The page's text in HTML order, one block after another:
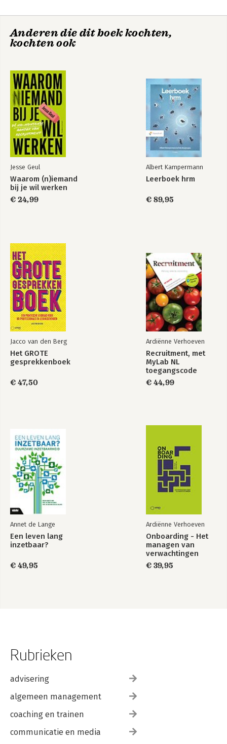
The Economist:
Business Strategy
Bekijk alle boeken
-Twenty-First Century Leadership
-Developing and Leading Talented People
Appendix: Researching the Truth About Talent
Anderen die dit boek kochten,
kochten ook
Jesse Geul
Waarom (n)iemand
bij je wil werken
€ 24,99
Albert Kampermann
Leerboek hrm
€ 89,95
Jacco van den Berg
Het GROTE
gesprekkenboek
€ 47,50
Ardiënne Verhoeven
Recruitment, met
MyLab NL
toegangscode
€ 44,99
Annet de Lange
Een leven lang
inzetbaar?
€ 49,95
Ardiënne Verhoeven
Onboarding - Het
managen van
verwachtingen
€ 39,95
Rubrieken
advisering
algemeen management
coaching en trainen
communicatie en media